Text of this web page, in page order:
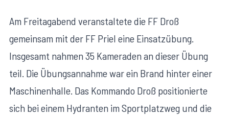
Am Freitagabend veranstaltete die FF Droß
gemeinsam mit der FF Priel eine Einsatzübung.
Insgesamt nahmen 35 Kameraden an dieser Übung
teil. Die Übungsannahme war ein Brand hinter einer
Maschinenhalle. Das Kommando Droß positionierte
sich bei einem Hydranten im Sportplatzweg und die